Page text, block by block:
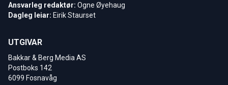
Ansvarleg redaktør: Ogne Øyehaug
Dagleg leiar: Eirik Staurset
UTGIVAR
Bakkar & Berg Media AS
Postboks 142
6099 Fosnavåg